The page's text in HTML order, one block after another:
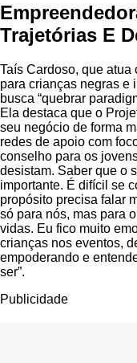
Trajetórias E
Taís Cardoso, que
para crianças negras e
busca “quebrar
Ela destaca que o
seu negócio de forma
redes de apoio com
conselho para os
desistam. Saber que o
importante. É difícil se
propósito precisa falar
só para nós, mas para
vidas. Eu fico muito
crianças nos eventos,
empoderando e
ser”.
Publicidade